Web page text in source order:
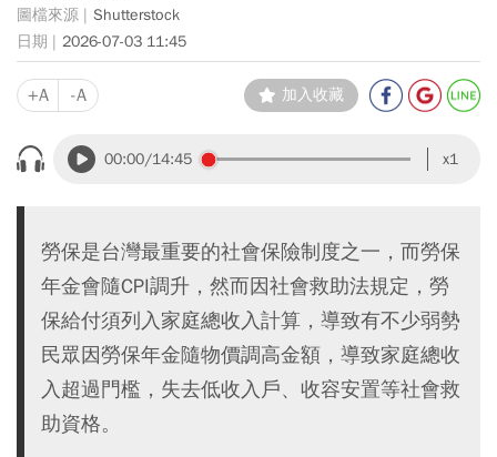
Shutterstock
2026-07-03 11:45
+A -A 加入收藏
00:00/14:45 x1
勞保是台灣最重要的社會保險制度之一，而勞保
年金會隨CPI調升，然而因社會救助法規定，勞
保給付須列入家庭總收入計算，導致有不少弱勢
民眾因勞保年金隨物價調高金額，導致家庭總收
入超過門檻，失去低收入戶、收容安置等社會救
助資格。